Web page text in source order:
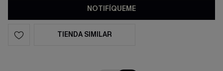
NOTIFÍQUEME
TIENDA SIMILAR